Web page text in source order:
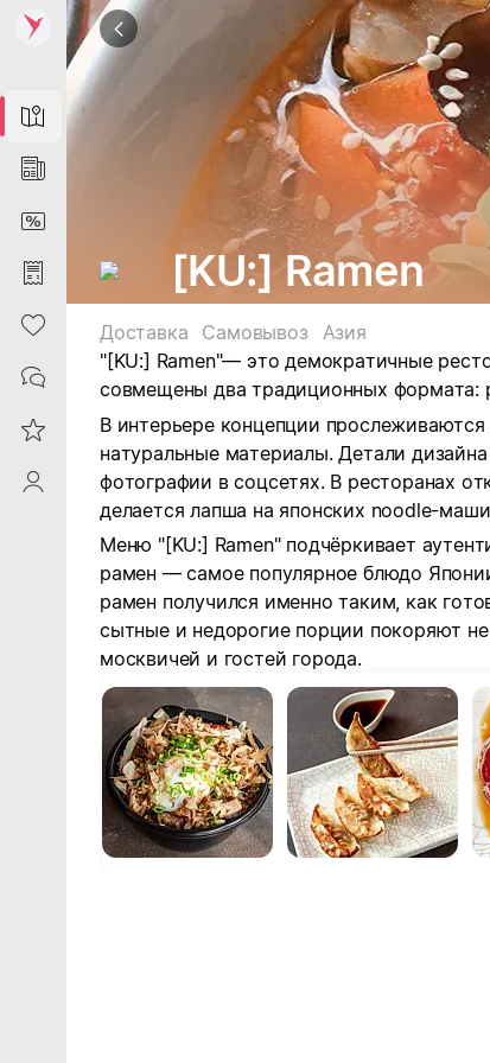
Map
News
DiscountCard
Purchases
Heart
Contacts
Reviews
ProfileSaby
[KU:] Ramen
Доставка Самовывоз
Азия
"[KU:] Ramen"— это демократичные
совмещены два традиционных формата:
В интерьере концепции
натуральные материалы. Детали
фотографии в соцсетях. В ресторанах
делается лапша на японских noodle-
Меню "[KU:] Ramen" подчёркивает
рамен — самое популярное блюдо
рамен получился именно таким, как
сытные и недорогие порции покоряют
москвичей и гостей города.